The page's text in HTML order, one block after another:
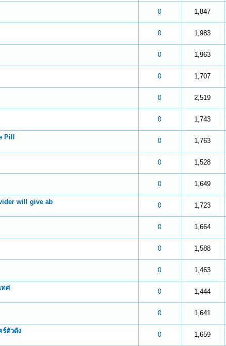
0 1,847
0 1,983
0 1,963
0 1,707
0 2,519
0 1,743
Pill 0 1,763
0 1,528
0 1,649
will give ab 0 1,723
0 1,664
0 1,588
0 1,463
ทศ 0 1,444
0 1,641
ตัวดัง 0 1,659